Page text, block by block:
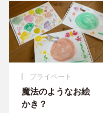
プライベート
魔法のようなお絵
かき？